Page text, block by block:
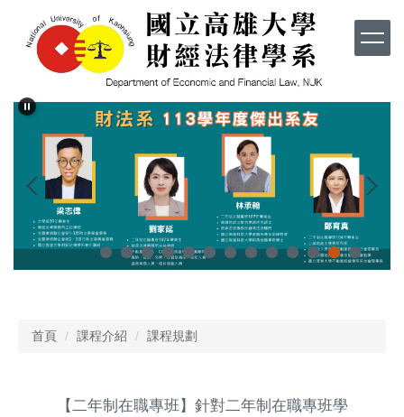
容
首頁 課程介紹 課程規劃
【二年制在職專班】針對二年制在職專班學